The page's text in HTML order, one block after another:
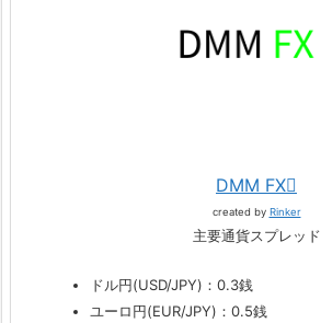
DMM FX
created by Rinker
主要通貨スプレッド
ドル円(USD/JPY)：0.3銭
ユーロ円(EUR/JPY)：0.5銭